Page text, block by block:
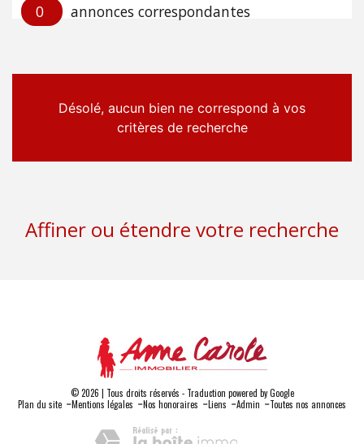
0 annonces correspondantes
Désolé, aucun bien ne correspond à vos
critères de recherche
Affiner ou étendre votre recherche
© 2026 | Tous droits réservés - Traduction powered by Google
Plan du site -Mentions légales -Nos honoraires -Liens-Admin -Toutes nos annonces